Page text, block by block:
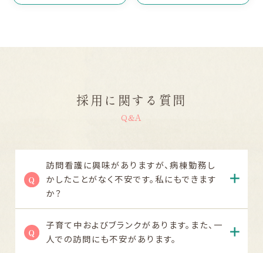
採用に関する質問
Q&A
訪問看護に興味がありますが、病棟勤務し
かしたことがなく不安です。私にもできます
か？
子育て中およびブランクがあります。また、一
人での訪問にも不安があります。